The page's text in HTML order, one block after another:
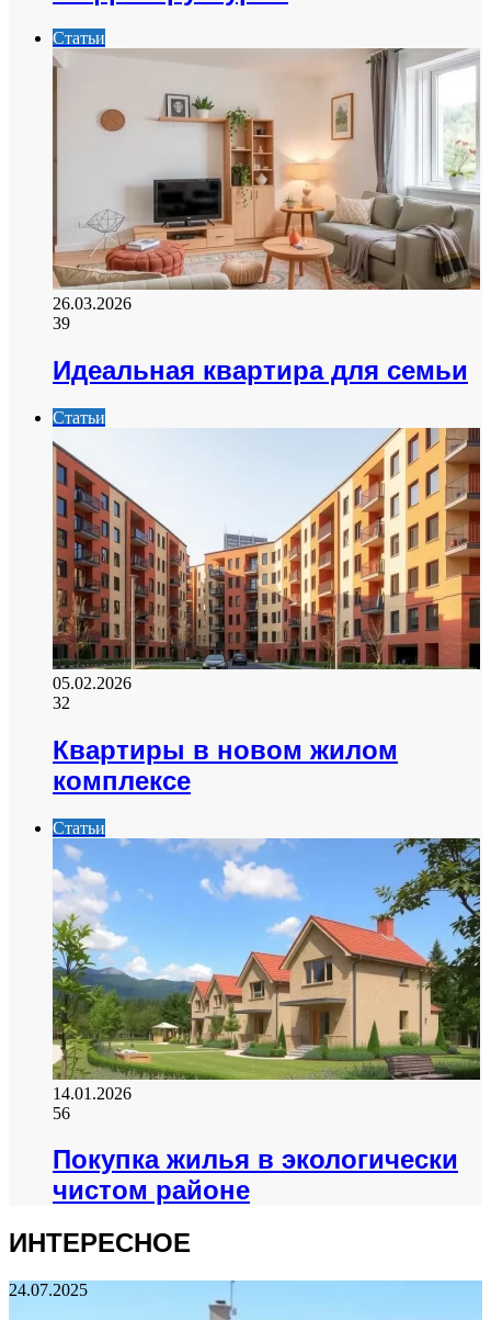
Статьи
26.03.2026
39
Идеальная квартира для семьи
Статьи
05.02.2026
32
Квартиры в новом жилом
комплексе
Статьи
14.01.2026
56
Покупка жилья в экологически
чистом районе
ИНТЕРЕСНОЕ
24.07.2025